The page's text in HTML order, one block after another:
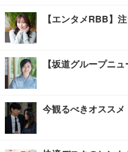
【エンタメRBB】
【坂道グループニ
今観るべきオススメ